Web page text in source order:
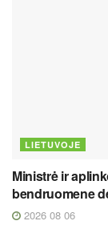
LIETUVOJE
Ministrė ir
bendruomene
2026 08 06